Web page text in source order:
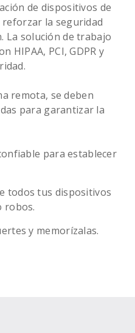
de dispositivos de
la seguridad
La solución de trabajo
HIPAA, PCI, GDPR y
remota, se deben
para garantizar la
para establecer
todos tus dispositivos
robos.
y memorízalas.